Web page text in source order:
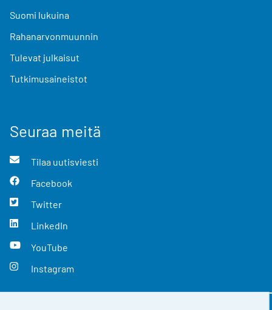
Suomi lukuina
Rahanarvonmuunnin
Tulevat julkaisut
Tutkimusaineistot
Seuraa meitä
Tilaa uutisviesti
Facebook
Twitter
LinkedIn
YouTube
Instagram